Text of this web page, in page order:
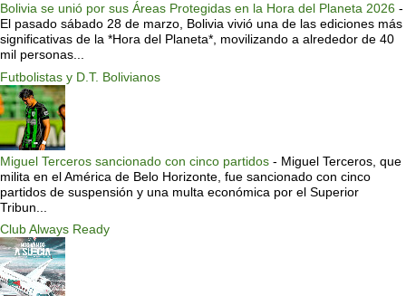
Bolivia se unió por sus Áreas Protegidas en la Hora del Planeta 2026 -
El pasado sábado 28 de marzo, Bolivia vivió una de las ediciones más
significativas de la *Hora del Planeta*, movilizando a alrededor de 40
mil personas...
Futbolistas y D.T. Bolivianos
Miguel Terceros sancionado con cinco partidos - Miguel Terceros, que
milita en el América de Belo Horizonte, fue sancionado con cinco
partidos de suspensión y una multa económica por el Superior
Tribun...
Club Always Ready